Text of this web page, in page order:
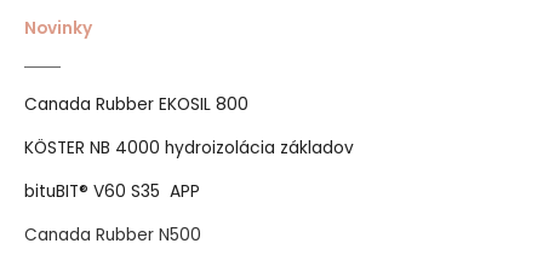
Novinky
Canada Rubber EKOSIL 800
KÖSTER NB 4000 hydroizolácia základov
bituBIT® V60 S35 APP
Canada Rubber N500